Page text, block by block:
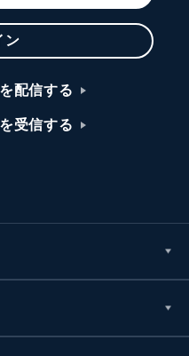
ン
配信する
受信する